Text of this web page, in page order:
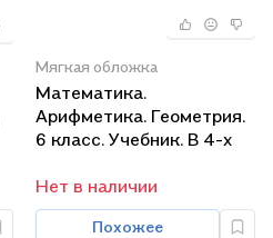
Мягкая обложка
Математика.
Арифметика. Геометрия.
6 класс. Учебник. В 4-х
слабовидящих
обучающихся)
Нет в наличии
Похожее